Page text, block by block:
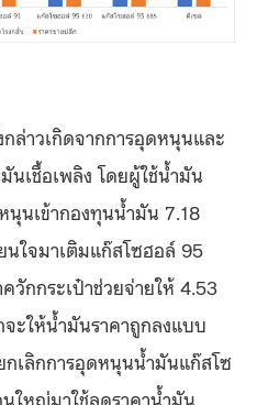
ล่าวเกิดจากการอุดหนุนและ
นเชื้อเพลิง โดยผู้ใช้น้ำมัน
นุนเข้ากองทุนน้ำมัน 7.18
ใจมาเติมแก๊สโซฮอล์ 95
วักกระเป๋าช่วยจ่ายให้ 4.53
ะให้น้ำมันราคาถูกลงแบบ
เลิกการอุดหนุนน้ำมันแก๊สโซ
ใหญ่มาใช้ลดราคาน้ำมัน